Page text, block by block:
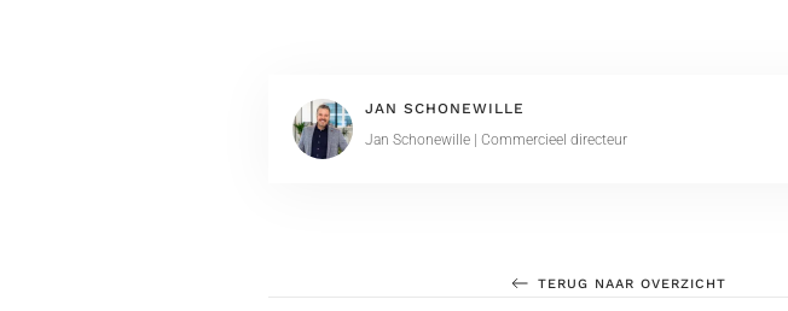
JAN SCHONEWILLE
Jan Schonewille | Commercieel directeur
TERUG NAAR OVERZICHT